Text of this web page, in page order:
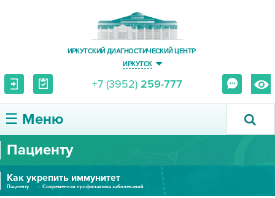
ИРКУТСКИЙ ДИАГНОСТИЧЕСКИЙ ЦЕНТР
ИРКУТСК
+7 (3952) 259-777
☰ Меню
О ЦЕНТРЕ
УСЛУГИ И ЦЕНЫ
Пациенту
Как укрепить иммунитет
Пациенту Современная профилактика заболеваний